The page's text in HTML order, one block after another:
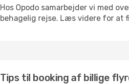
Hos Opodo samarbejder vi med
behagelig rejse. Læs videre for at
Tips til booking af billige